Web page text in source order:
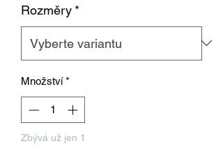
Rozměry *
Množství *
Zbývá už jen 1